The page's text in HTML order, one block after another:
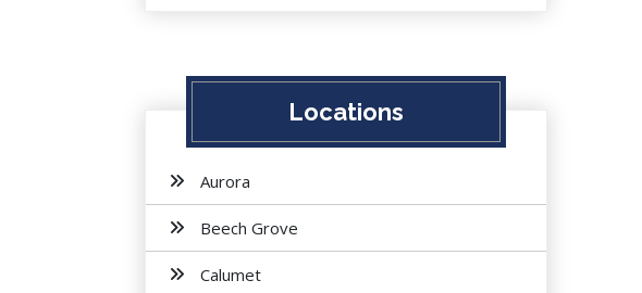
Locations
Aurora
Beech Grove
Calumet